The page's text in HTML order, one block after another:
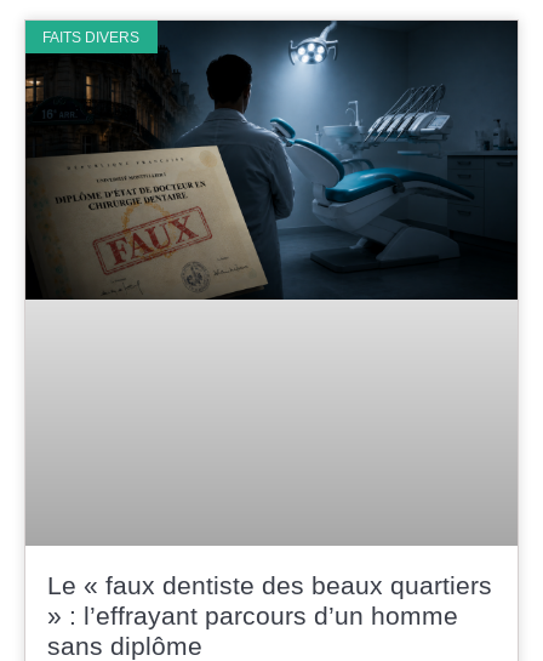
FAITS DIVERS
Le « faux dentiste des beaux quartiers
» : l’effrayant parcours d’un homme
sans diplôme